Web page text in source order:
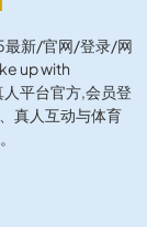
最新/官网/登录/网
up with
平台官方,会员登
真人互动与体育